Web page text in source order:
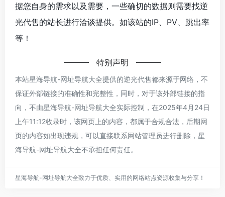
据您自身的需求以及需要，一些确切的数据则需要找逆
光代售的站长进行洽谈提供。如该站的IP、PV、跳出率
等！
特别声明
本站星海导航-网址导航大全提供的逆光代售都来源于网络，不
保证外部链接的准确性和完整性，同时，对于该外部链接的指
向，不由星海导航-网址导航大全实际控制，在2025年4月24日
上午11:12收录时，该网页上的内容，都属于合规合法，后期网
页的内容如出现违规，可以直接联系网站管理员进行删除，星
海导航-网址导航大全不承担任何责任。
星海导航-网址导航大全致力于优质、实用的网络站点资源收集与分享！